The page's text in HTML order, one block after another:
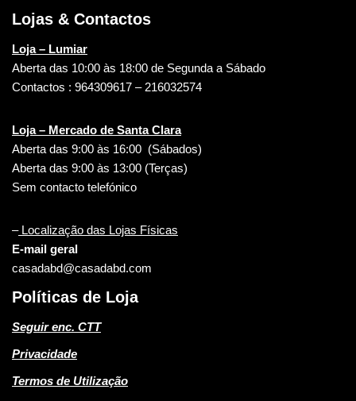
Lojas & Contactos
Loja – Lumiar
Aberta das 10:00 às 18:00 de Segunda a Sábado
Contactos : 964309617 – 216032574
Loja – Mercado de Santa Clara
Aberta das 9:00 às 16:00 (Sábados)
Aberta das 9:00 às 13:00 (Terças)
Sem contacto telefónico
–Localização das Lojas Físicas
E-mail geral
casadabd@casadabd.com
Políticas de Loja
Seguir enc. CTT
Privacidade
Termos de Utilização